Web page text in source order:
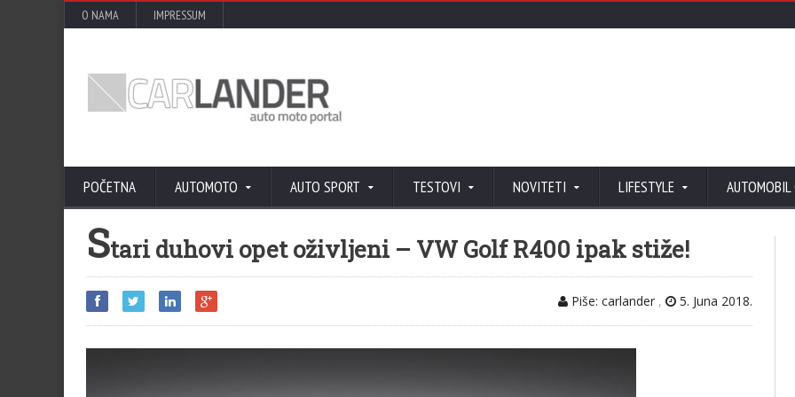
O NAMA IMPRESSUM
POČETNA AUTOMOTO AUTO SPORT TESTOVI NOVITETI LIFESTYLE AUTOMOBIL
Stari duhovi opet oživljeni – VW Golf R400 ipak stiže!
Piše: carlander , 5. Juna 2018.